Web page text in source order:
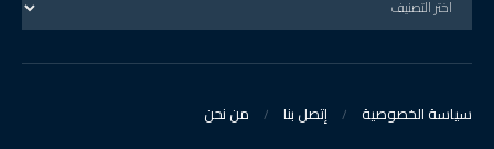
سياسة الخصوصية إتصل بنا من نحن